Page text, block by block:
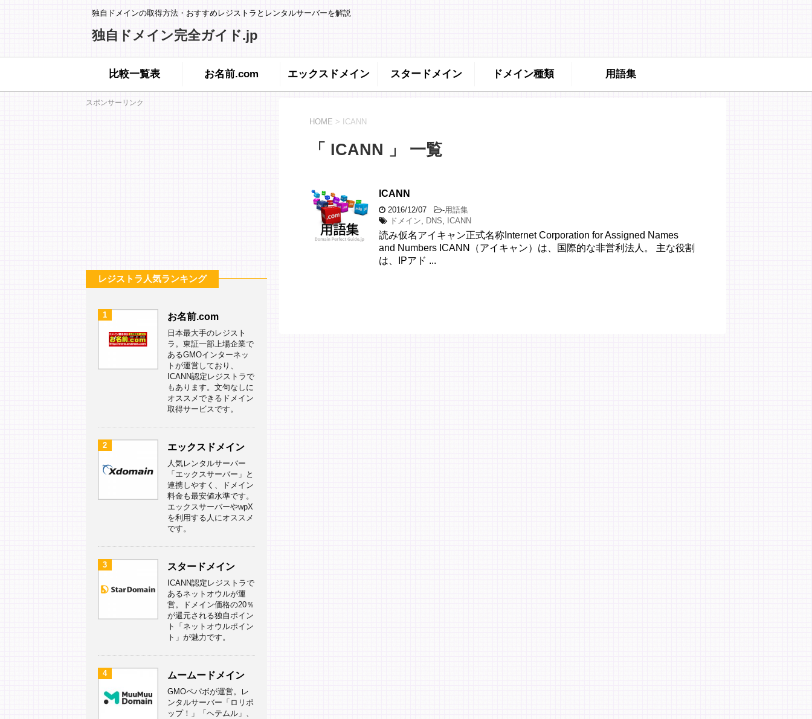
独自ドメインの取得方法・おすすめレジストラとレンタルサーバーを解説
独自ドメイン完全ガイド.jp
比較一覧表 お名前.com エックスドメイン スタードメイン ドメイン種類 用語集
HOME > ICANN
「 ICANN 」 一覧
ICANN
2016/12/07 -用語集
ドメイン, DNS, ICANN
読み仮名アイキャン正式名称Internet Corporation for Assigned Names
and Numbers ICANN（アイキャン）は、国際的な非営利法人。 主な役割
は、IPアド ...
スポンサーリンク
レジストラ人気ランキング
1 お名前.com
日本最大手のレジスト
ラ。東証一部上場企業で
あるGMOインターネッ
トが運営しており、
ICANN認定レジストラで
もあります。文句なしに
オススメできるドメイン
取得サービスです。
2 エックスドメイン
人気レンタルサーバー
「エックスサーバー」と
連携しやすく、ドメイン
料金も最安値水準です。
エックスサーバーやwpX
を利用する人にオススメ
です。
3 スタードメイン
ICANN認定レジストラで
あるネットオウルが運
営。ドメイン価格の20％
が還元される独自ポイン
ト「ネットオウルポイン
ト」が魅力です。
4 ムームードメイン
GMOペパボが運営。レ
ンタルサーバー「ロリポ
ップ！」「ヘテムル」、